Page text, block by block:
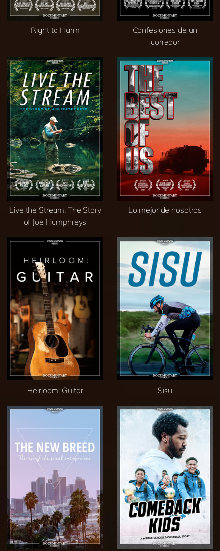
Right to Harm
Confesiones de un
corredor
Live the Stream: The Story
of Joe Humphreys
Lo mejor de nosotros
Heirloom: Guitar Sisu